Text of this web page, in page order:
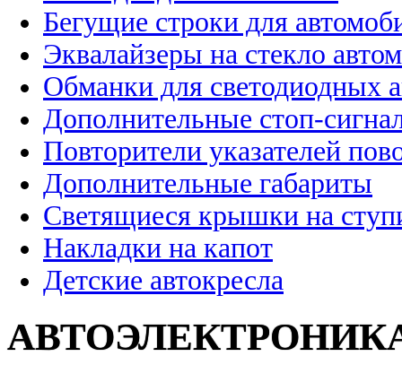
Бегущие строки для
Эквалайзеры на стекло
Обманки для светодиодных
Дополнительные стоп-
Повторители указателей
Дополнительные габариты
Светящиеся крышки на
Накладки на капот
Детские автокресла